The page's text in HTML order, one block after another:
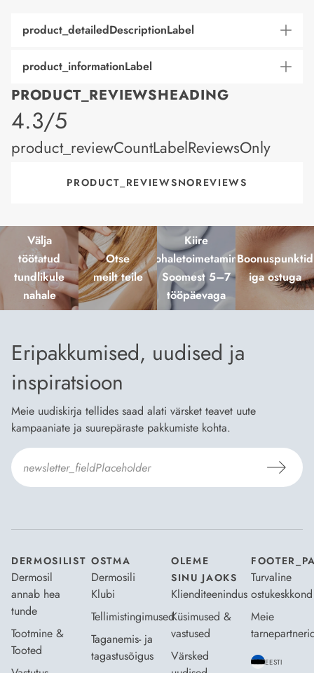
product_detailedDescriptionLabel
product_informationLabel
PRODUCT_REVIEWSHEADING
product_rating
4.3/5
product_reviewCountLabelReviewsOnly
PRODUCT_REVIEWSNOREVIEWS
Välja
töötatud
tundlikule
nahale
Otse
meilt teile
Kiire
kohaletoimetamine
Soomest 5–7
tööpäevaga
Boonuspunktid
iga ostuga
Eripakkumised, uudised ja
inspiratsioon
Meie uudiskirja tellides saad alati värsket teavet uute
kampaaniate ja suurepäraste pakkumiste kohta.
DERMOSILIST
Dermosil
annab hea
tunde
Tootmine &
Tooted
OSTMA
Dermosili
Klubi
Tellimistingimused
Taganemis- ja
tagastusõigus
OLEME
SINU JAOKS
Klienditeenindus
Küsimused &
vastused
Värsked
Turvaline
ostukeskkond
Meie
EESTI